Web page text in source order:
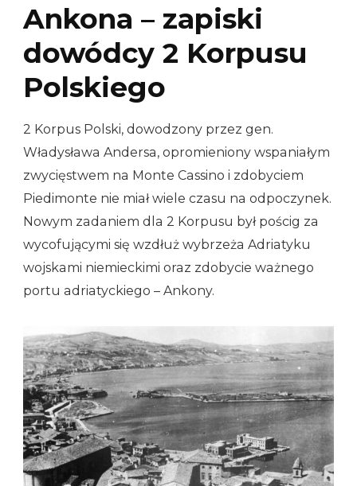
Ankona – zapiski
dowódcy 2 Korpusu
Polskiego
2 Korpus Polski, dowodzony przez gen.
Władysława Andersa, opromieniony wspaniałym
zwycięstwem na Monte Cassino i zdobyciem
Piedimonte nie miał wiele czasu na odpoczynek.
Nowym zadaniem dla 2 Korpusu był pościg za
wycofującymi się wzdłuż wybrzeża Adriatyku
wojskami niemieckimi oraz zdobycie ważnego
portu adriatyckiego – Ankony.